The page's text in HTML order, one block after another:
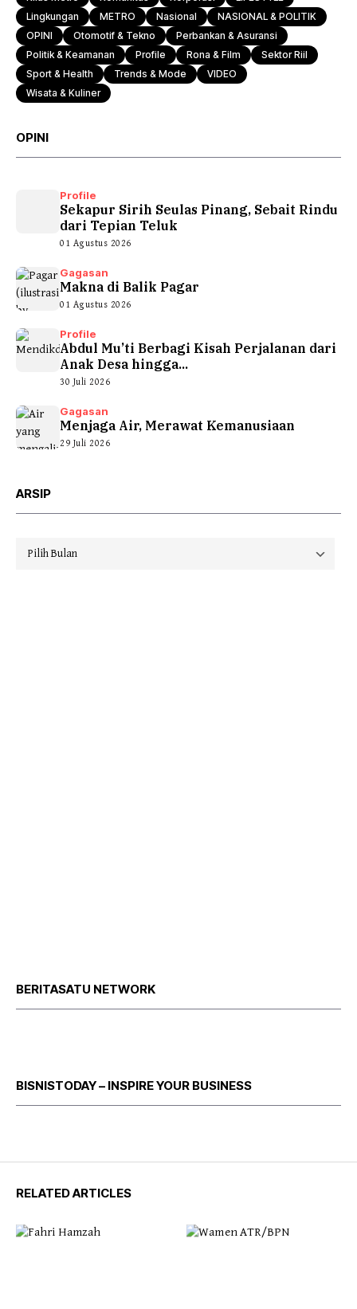
Lingkungan
METRO Nasional
NASIONAL & POLITIK
OPINI
Otomotif & Tekno
Perbankan & Asuransi
Politik & Keamanan
Profile Rona & Film
Sektor Riil
Sport & Health
Trends & Mode
VIDEO
Wisata & Kuliner
OPINI
Profile
Sekapur Sirih Seulas Pinang, Sebait Rindu
dari Tepian Teluk
01 Agustus 2026
Gagasan
Makna di Balik Pagar
01 Agustus 2026
Profile
Abdul Mu’ti Berbagi Kisah Perjalanan dari
Anak Desa hingga...
30 Juli 2026
Gagasan
Menjaga Air, Merawat Kemanusiaan
29 Juli 2026
ARSIP
Arsip
BERITASATU NETWORK
BISNISTODAY – INSPIRE YOUR BUSINESS
RELATED ARTICLES